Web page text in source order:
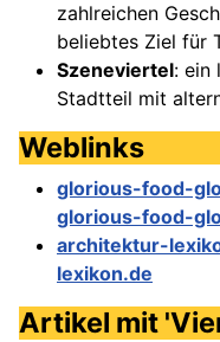
zahlreichen
beliebtes Ziel für
Szeneviertel: ein
Stadtteil mit
Weblinks
glorious-food-
glorious-food-
architektur-
lexikon.de
Artikel mit